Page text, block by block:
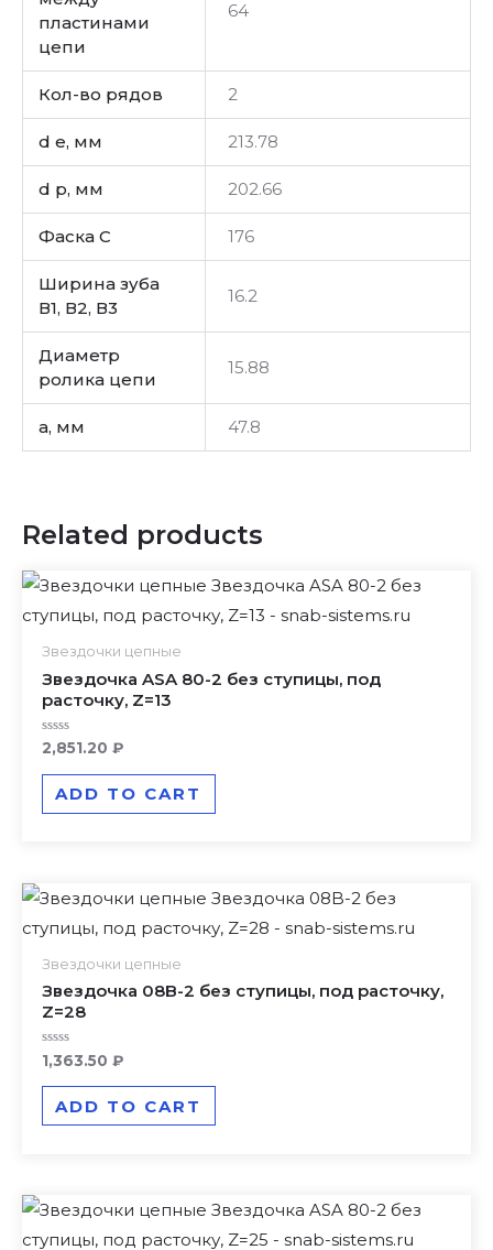
пластинами
цепи
64
Кол-во рядов 2
d e, мм 213.78
d p, мм 202.66
Фаска C 176
Ширина зуба
В1, В2, В3
16.2
Диаметр
ролика цепи
15.88
a, мм 47.8
Related products
Звездочки цепные
Звездочка ASA 80-2 без ступицы, под
расточку, Z=13
Rated
out
2,851.20 ₽
ADD TO CART
Звездочки цепные
Звездочка 08B-2 без ступицы, под расточку,
Z=28
Rated
0
out
1,363.50 ₽
ADD TO CART